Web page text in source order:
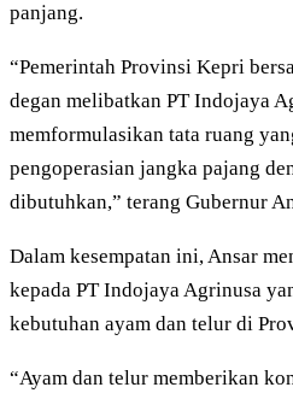
panjang.
“Pemerintah Provinsi Kepri
degan melibatkan PT Indojaya
memformulasikan tata ruang
pengoperasian jangka pajang
dibutuhkan,” terang Gubernur
Dalam kesempatan ini, Ansar
kepada PT Indojaya Agrinusa
kebutuhan ayam dan telur di
“Ayam dan telur memberikan